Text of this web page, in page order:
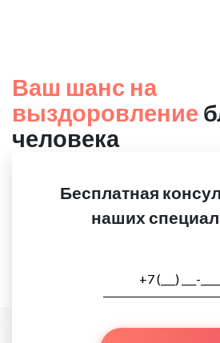
Ваш шанс на
выздоровление
человека
Бесплатная
наших